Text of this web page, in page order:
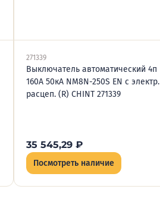
271339
Выключатель автоматический 4п
160А 50кА NM8N-250S EN с электр.
расцеп. (R) CHINT 271339
35 545,29 ₽
Посмотреть наличие